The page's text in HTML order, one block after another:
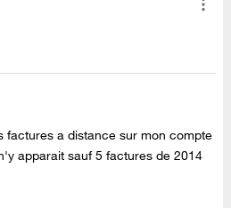
factures a distance sur mon compte
apparait sauf 5 factures de 2014